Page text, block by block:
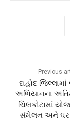
Previous
દાહોદ
અભિયાનના
ચિલકોટામાં
સંમેલન અને ઘર